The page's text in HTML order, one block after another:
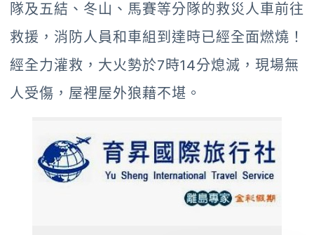
隊及五結、冬山、馬賽等分隊的救災人車前往
救援，消防人員和車組到達時已經全面燃燒！
經全力灌救，大火勢於7時14分熄滅，現場無
人受傷，屋裡屋外狼藉不堪。